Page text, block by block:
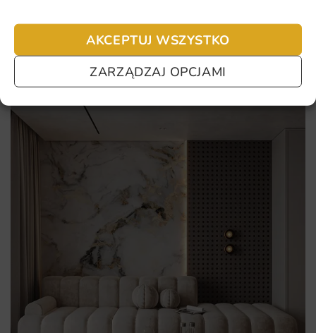
AKCEPTUJ WSZYSTKO
ZARZĄDZAJ OPCJAMI
miejscach – od klubów po domowe wnętrza.
Pomagamy i doradzamy przy każdym zakupie. Ale jeżeli
nie chcesz czekać – sprawdź najczęściej zadawane pytania.